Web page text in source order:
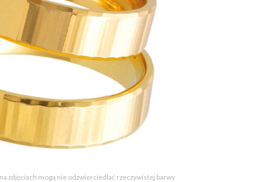
zdjęciach mogą nie odzwierciedlać rzeczywistej barwy